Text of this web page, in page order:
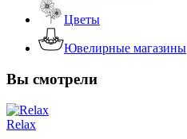
Цветы
Ювелирные магазины
Вы смотрели
Relax